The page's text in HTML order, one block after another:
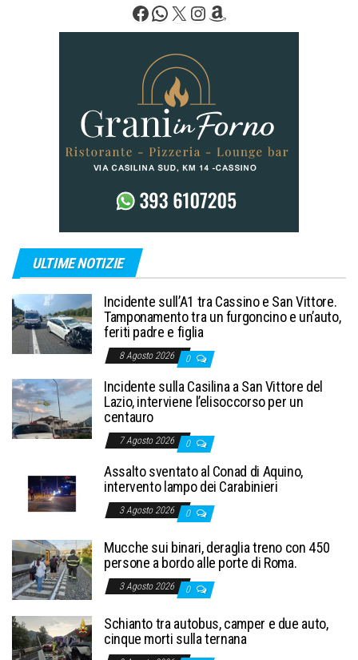
Facebook
WhatsApp
X Instagram
Amazon
ULTIME NOTIZIE
Incidente sull’A1 tra Cassino e San Vittore.
Tamponamento tra un furgoncino e un’auto,
feriti padre e figlia
8 Agosto 2026 0
Incidente sulla Casilina a San Vittore del
Lazio, interviene l’elisoccorso per un
centauro
7 Agosto 2026 0
Assalto sventato al Conad di Aquino,
intervento lampo dei Carabinieri
3 Agosto 2026 0
Mucche sui binari, deraglia treno con 450
persone a bordo alle porte di Roma.
3 Agosto 2026 0
Schianto tra autobus, camper e due auto,
cinque morti sulla ternana